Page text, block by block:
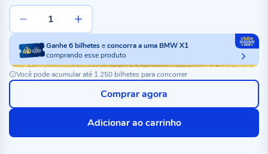
Ganhe6bilheteseconcorra a uma BMW X1
comprando esse produto
Você pode acumular até 1.250 bilhetes para concorrer
Adicionar ao carrinho
Comprar agora